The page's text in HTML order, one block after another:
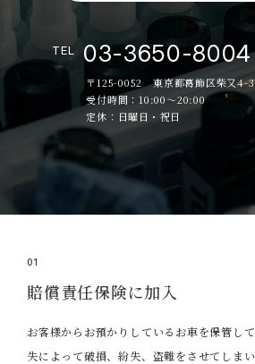
TEL 03-3650-8004
〒125-0052 東京都葛飾区柴又4-
受付時間：10:00～20:00
定休：日曜日・祝日
01
賠償責任保険に加入
お客様からお預かりしているお車を保管し
失によって破損、紛失、盗難をさせてしま